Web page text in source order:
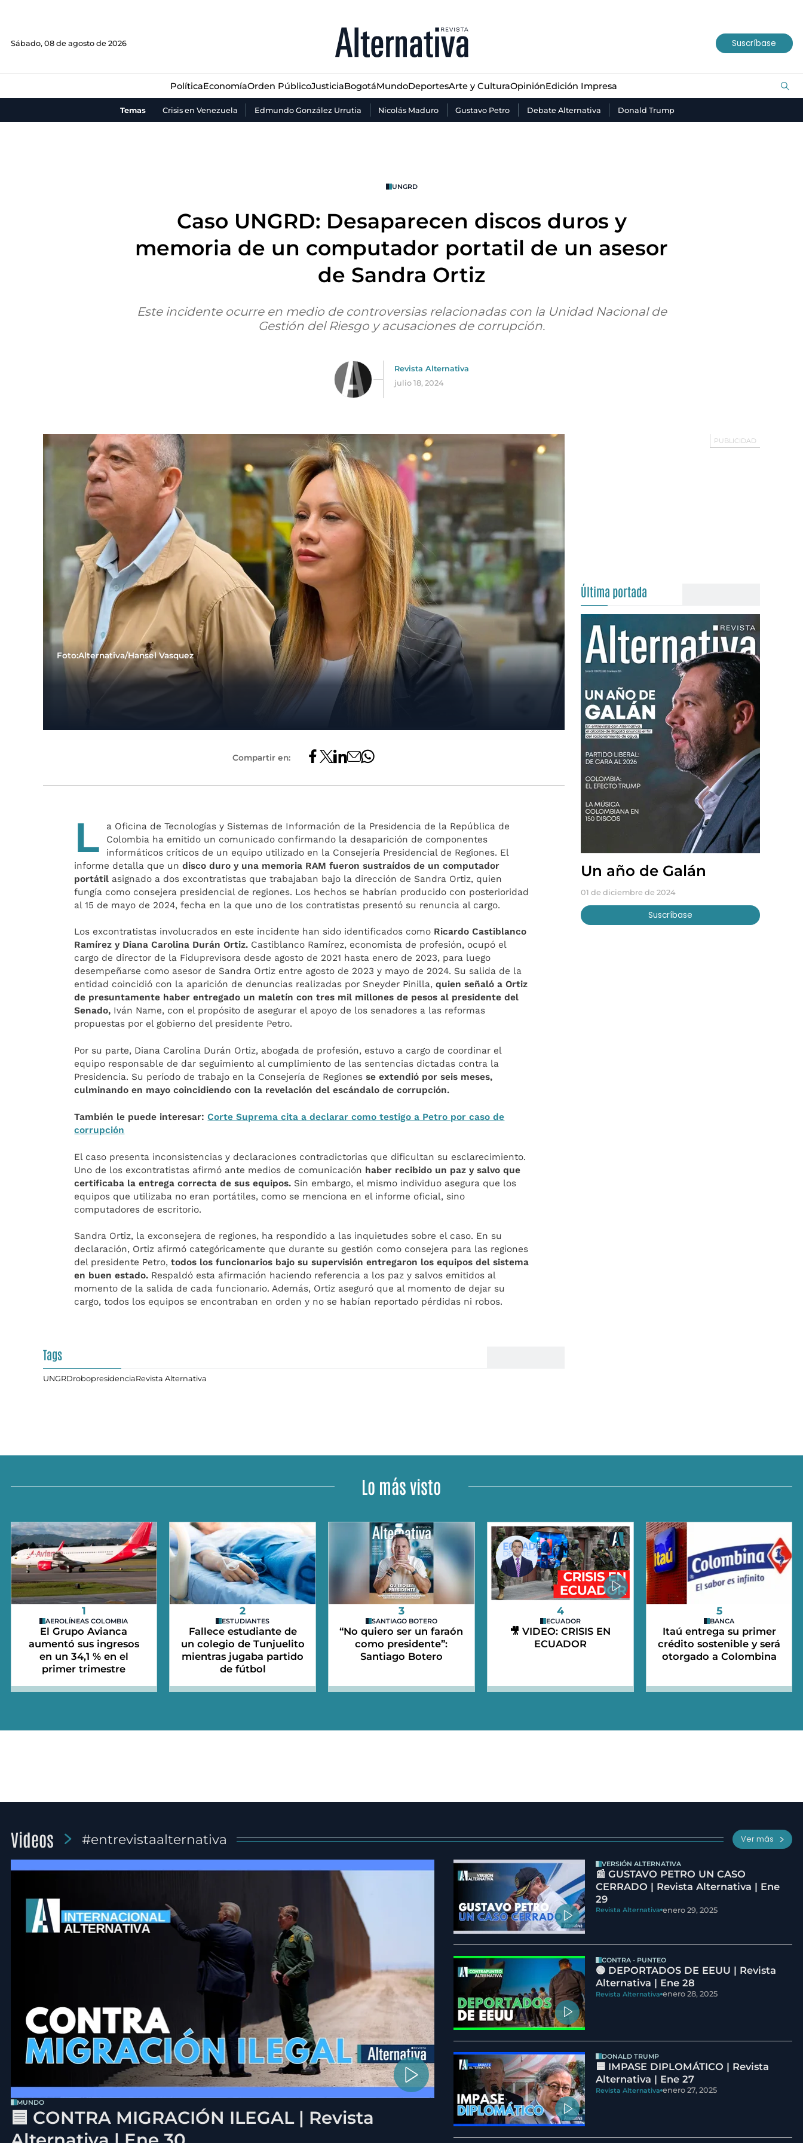
Sábado, 08 de agosto de 2026 Suscríbase
PolíticaEconomíaOrden PúblicoJusticiaBogotáMundoDeportesArte y CulturaOpiniónEdición Impresa
Temas Crisis en Venezuela Edmundo González Urrutia Nicolás Maduro Gustavo Petro Debate Alternativa Donald Trump
JusticiaBogotáMundo Deportes Arte y Cultura
UNGRD
Caso UNGRD: Desaparecen discos duros y
memoria de un computador portatil de un asesor
de Sandra Ortiz
Este incidente ocurre en medio de controversias relacionadas con la Unidad Nacional de
Gestión del Riesgo y acusaciones de corrupción.
Revista Alternativa
julio 18, 2024
Foto:Alternativa/Hansel Vasquez
Compartir en:
L
a Oficina de Tecnologías y Sistemas de Información de la Presidencia de la República de
Colombia ha emitido un comunicado confirmando la desaparición de componentes
informáticos críticos de un equipo utilizado en la Consejería Presidencial de Regiones. El
informe detalla que un disco duro y una memoria RAM fueron sustraídos de un computador
portátil asignado a dos excontratistas que trabajaban bajo la dirección de Sandra Ortiz, quien
fungía como consejera presidencial de regiones. Los hechos se habrían producido con posterioridad
al 15 de mayo de 2024, fecha en la que uno de los contratistas presentó su renuncia al cargo.
Los excontratistas involucrados en este incidente han sido identificados como Ricardo Castiblanco
Ramírez y Diana Carolina Durán Ortiz. Castiblanco Ramírez, economista de profesión, ocupó el
cargo de director de la Fiduprevisora desde agosto de 2021 hasta enero de 2023, para luego
desempeñarse como asesor de Sandra Ortiz entre agosto de 2023 y mayo de 2024. Su salida de la
entidad coincidió con la aparición de denuncias realizadas por Sneyder Pinilla,quien señaló a Ortiz
de presuntamente haber entregado un maletín con tres mil millones de pesos al presidente del
Senado, Iván Name, con el propósito de asegurar el apoyo de los senadores a las reformas
propuestas por el gobierno del presidente Petro.
Por su parte, Diana Carolina Durán Ortiz, abogada de profesión, estuvo a cargo de coordinar el
equipo responsable de dar seguimiento al cumplimiento de las sentencias dictadas contra la
Presidencia. Su período de trabajo en la Consejería de Regionesse extendió por seis meses,
culminando en mayo coincidiendo con la revelación del escándalo de corrupción.
También le puede interesar:Corte Suprema cita a declarar como testigo a Petro por caso de
corrupción
El caso presenta inconsistencias y declaraciones contradictorias que dificultan su esclarecimiento.
Uno de los excontratistas afirmó ante medios de comunicación haber recibido un paz y salvo que
certificaba la entrega correcta de sus equipos. Sin embargo, el mismo individuo asegura que los
equipos que utilizaba no eran portátiles, como se menciona en el informe oficial, sino
computadores de escritorio.
Sandra Ortiz, la exconsejera de regiones, ha respondido a las inquietudes sobre el caso. En su
declaración, Ortiz afirmó categóricamente que durante su gestión como consejera para las regiones
del presidente Petro,todos los funcionarios bajo su supervisión entregaron los equipos del sistema
en buen estado. Respaldó esta afirmación haciendo referencia a los paz y salvos emitidos al
momento de la salida de cada funcionario. Además, Ortiz aseguró que al momento de dejar su
cargo, todos los equipos se encontraban en orden y no se habían reportado pérdidas ni robos.
Tags
UNGRDrobopresidenciaRevista Alternativa
Última portada
Un año de Galán
01 de diciembre de 2024
Suscríbase
Lo más visto
1
AEROLÍNEAS COLOMBIA
El Grupo Avianca
aumentó sus ingresos
en un 34,1 % en el
primer trimestre
2
ESTUDIANTES
Fallece estudiante de
un colegio de Tunjuelito
mientras jugaba partido
de fútbol
3
SANTIAGO BOTERO
“No quiero ser un faraón
como presidente”:
Santiago Botero
4
ECUADOR
🎥 VIDEO: CRISIS EN
ECUADOR
5
BANCA
Itaú entrega su primer
crédito sostenible y será
otorgado a Colombina
Videos #entrevistaalternativa Ver más
MUNDO
🟦 CONTRA MIGRACIÓN ILEGAL | Revista
VERSIÓN ALTERNATIVA
📰 GUSTAVO PETRO UN CASO
CERRADO | Revista Alternativa | Ene
29
Revista Alternativa enero 29, 2025
CONTRA - PUNTEO
🟢 DEPORTADOS DE EEUU | Revista
Alternativa | Ene 28
Revista Alternativa enero 28, 2025
DONALD TRUMP
🟦 IMPASE DIPLOMÁTICO | Revista
Alternativa | Ene 27
Revista Alternativa enero 27, 2025